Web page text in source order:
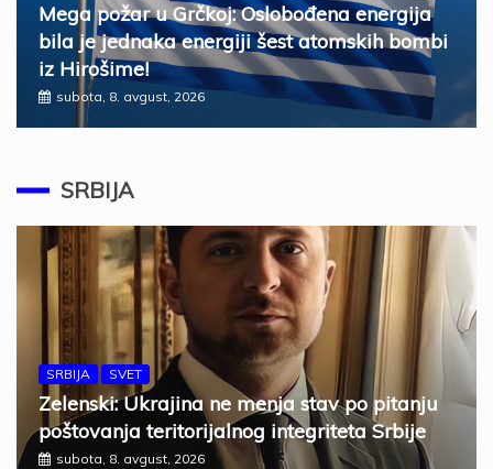
Mega požar u Grčkoj: Oslobođena energija
bila je jednaka energiji šest atomskih bombi
iz Hirošime!
subota, 8. avgust, 2026
SRBIJA
SRBIJA SVET
Zelenski: Ukrajina ne menja stav po pitanju
poštovanja teritorijalnog integriteta Srbije
subota, 8. avgust, 2026